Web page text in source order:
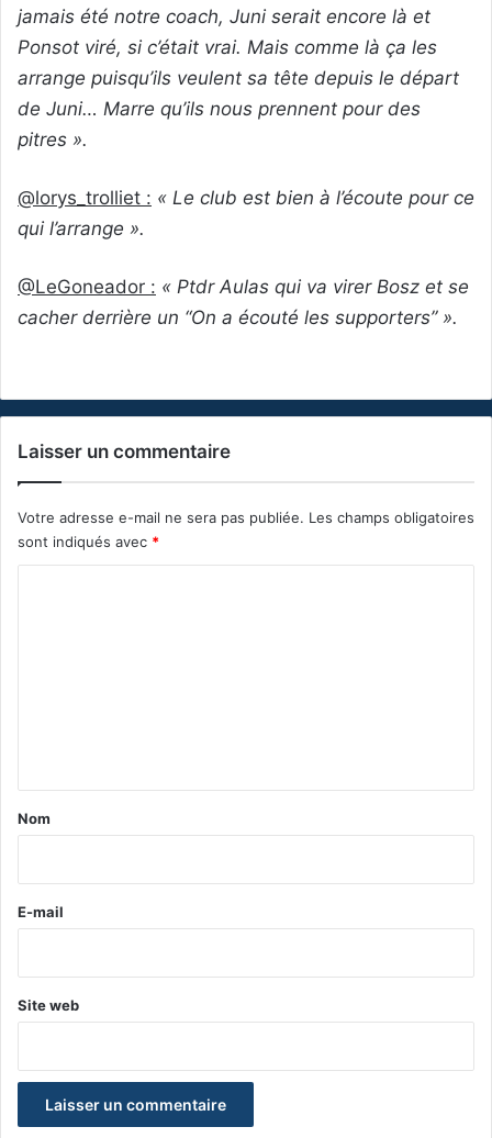
jamais été notre coach, Juni serait encore là et
Ponsot viré, si c’était vrai. Mais comme là ça les
arrange puisqu’ils veulent sa tête depuis le départ
de Juni… Marre qu’ils nous prennent pour des
pitres ».
@lorys_trolliet : « Le club est bien à l’écoute pour ce
qui l’arrange ».
@LeGoneador : « Ptdr Aulas qui va virer Bosz et se
cacher derrière un “On a écouté les supporters” ».
Laisser un commentaire
Votre adresse e-mail ne sera pas publiée. Les champs obligatoires
sont indiqués avec *
a
e
Nom
E-mail
Site web